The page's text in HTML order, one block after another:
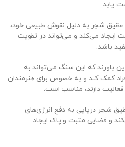
یابد.
عقیق شجر به دلیل نقوش طبیعی خود،
ایجاد می‌کند و می‌تواند در تقویت
باشد.
باورند که این سنگ می‌تواند به
کمک کند و به خصوص برای هنرمندان
فعالیت دارند، مناسب است.
شجر دریایی به دفع انرژی‌های
و فضایی مثبت و پاک ایجاد